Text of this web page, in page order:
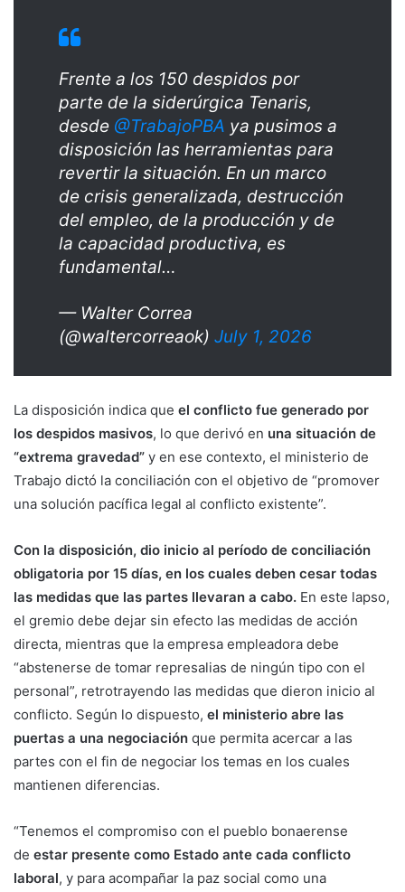
Frente a los 150 despidos por
parte de la siderúrgica Tenaris,
desde @TrabajoPBA ya pusimos a
disposición las herramientas para
revertir la situación. En un marco
de crisis generalizada, destrucción
del empleo, de la producción y de
la capacidad productiva, es
fundamental…
— Walter Correa
(@waltercorreaok) July 1, 2026
La disposición indica que el conflicto fue generado por
los despidos masivos, lo que derivó en una situación de
“extrema gravedad” y en ese contexto, el ministerio de
Trabajo dictó la conciliación con el objetivo de “promover
una solución pacífica legal al conflicto existente”.
Con la disposición, dio inicio al período de conciliación
obligatoria por 15 días, en los cuales deben cesar todas
las medidas que las partes llevaran a cabo. En este lapso,
el gremio debe dejar sin efecto las medidas de acción
directa, mientras que la empresa empleadora debe
“abstenerse de tomar represalias de ningún tipo con el
personal”, retrotrayendo las medidas que dieron inicio al
conflicto. Según lo dispuesto, el ministerio abre las
puertas a una negociación que permita acercar a las
partes con el fin de negociar los temas en los cuales
mantienen diferencias.
“Tenemos el compromiso con el pueblo bonaerense
de estar presente como Estado ante cada conflicto
laboral, y para acompañar la paz social como una